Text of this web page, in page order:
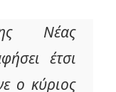
Νέας
έτσι
ο κύριος